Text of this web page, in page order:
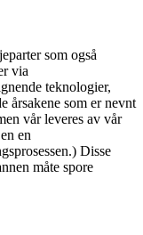
som også
via
teknologier,
årsakene som er nevnt
vår leveres av vår
en
Disse
måte spore